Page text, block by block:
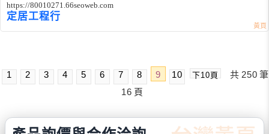
https://80010271.66seoweb.com
定居工程行
1 2 3 4 5 6 7 8 9 10 下10頁 共 250 筆
16 頁